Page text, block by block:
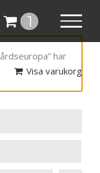
1
har
Visa varukorg